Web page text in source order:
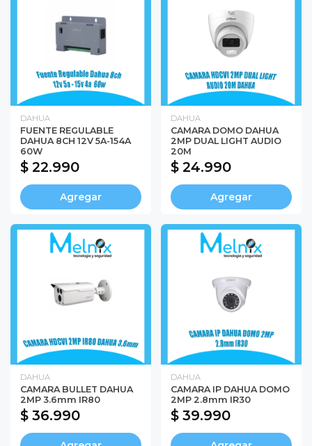
DAHUA
FUENTE REGULABLE
DAHUA 8CH 12V 5A-154A
60W
$ 22.990
Agregar
DAHUA
CAMARA DOMO DAHUA
2MP DUAL LIGHT AUDIO
20M
$ 24.990
Agregar
DAHUA
CAMARA BULLET DAHUA
2MP 3.6mm IR80
$ 36.990
DAHUA
CAMARA IP DAHUA DOMO
2MP 2.8mm IR30
$ 39.990